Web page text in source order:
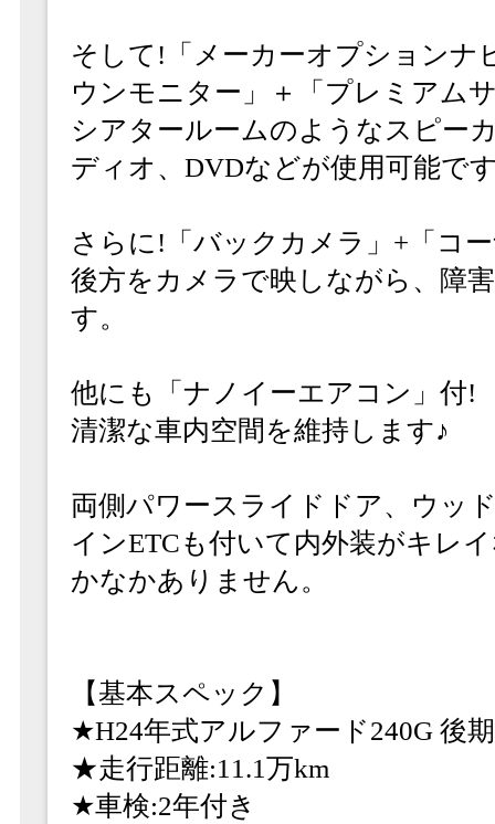
そして!「メーカーオプションナ
ウンモニター」＋「プレミアム
シアタールームのようなスピー
ディオ、DVDなどが使用可能で
さらに!「バックカメラ」+「コ
後方をカメラで映しながら、障
す。
他にも「ナノイーエアコン」付!
清潔な車内空間を維持します♪
両側パワースライドドア、ウッ
インETCも付いて内外装がキレ
かなかありません。
【基本スペック】
★H24年式アルファード240G 後
★走行距離:11.1万km
★車検:2年付き